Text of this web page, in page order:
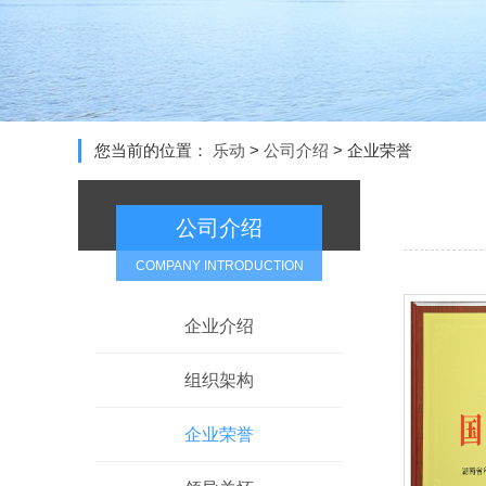
您当前的位置： 乐动 > 公司介绍 > 企业荣誉
公司介绍
COMPANY INTRODUCTION
企业介绍
组织架构
企业荣誉